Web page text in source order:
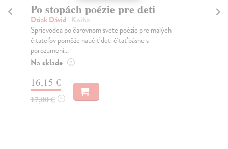
Poď do rozprávky
Dziak Dávid | Kniha
Sú knihy, ktoré k čitateľovi vystrú ruku a vezmú ho do
rozprávky. Zavedú ho na stránky s dobrodružný...
Na sklade
12,00 € ?